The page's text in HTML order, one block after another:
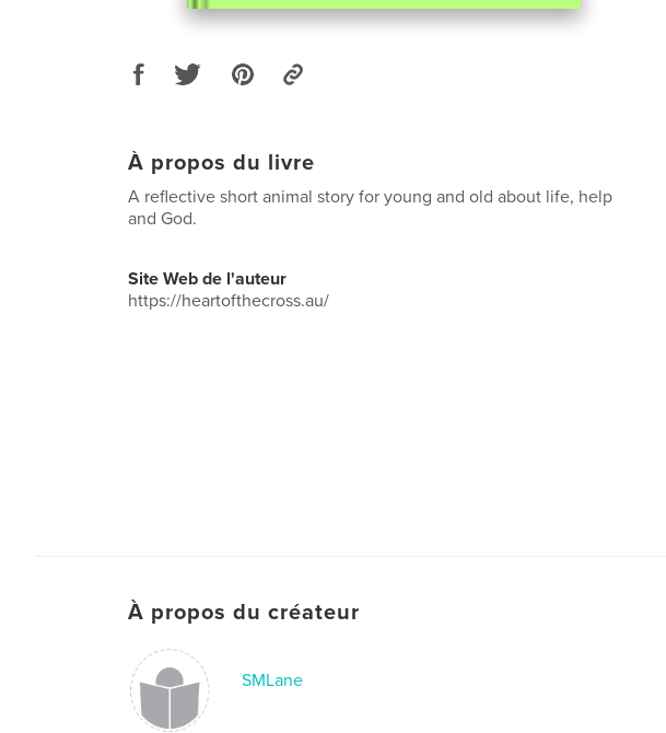
À propos du livre
A reflective short animal story for young and old about life, help
and God.
Site Web de l'auteur
https://heartofthecross.au/
À propos du créateur
SMLane